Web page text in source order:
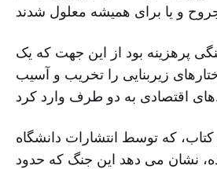
پرهزینه بود از این جهت که یک
زیربنایی را تخریب و آسیب
های اقتصادی به دو طرف وارد کرد.
که توسط انتشارات دانشگاه
نشان می دهد این جنگ که حدود